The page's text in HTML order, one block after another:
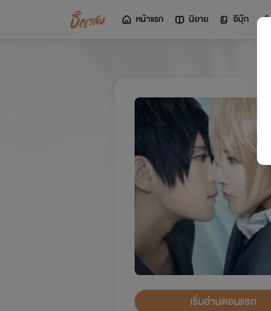
หน้าแรก นิยาย อีบุ๊ก
เริ่มอ่านตอนแรก